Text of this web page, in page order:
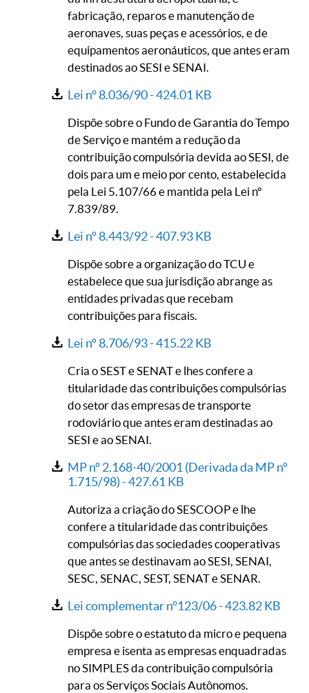
fabricação, reparos e manutenção de
aeronaves, suas peças e acessórios, e de
equipamentos aeronáuticos, que antes eram
destinados ao SESI e SENAI.
Lei n° 8.036/90 -424.01 KB
Dispõe sobre o Fundo de Garantia do Tempo
de Serviço e mantém a redução da
contribuição compulsória devida ao SESI, de
dois para um e meio por cento, estabelecida
pela Lei 5.107/66 e mantida pela Lei nº
7.839/89.
Lei nº 8.443/92 -407.93 KB
Dispõe sobre a organização do TCU e
estabelece que sua jurisdição abrange as
entidades privadas que recebam
contribuições para fiscais.
Lei nº 8.706/93 -415.22 KB
Cria o SEST e SENAT e lhes confere a
titularidade das contribuições compulsórias
do setor das empresas de transporte
rodoviário que antes eram destinadas ao
SESI e ao SENAI.
MP nº 2.168-40/2001 (Derivada da MP nº
1.715/98) -427.61 KB
Autoriza a criação do SESCOOP e lhe
confere a titularidade das contribuições
compulsórias das sociedades cooperativas
que antes se destinavam ao SESI, SENAI,
SESC, SENAC, SEST, SENAT e SENAR.
Lei complementar n°123/06 -423.82 KB
Dispõe sobre o estatuto da micro e pequena
empresa e isenta as empresas enquadradas
no SIMPLES da contribuição compulsória
para os Serviços Sociais Autônomos.